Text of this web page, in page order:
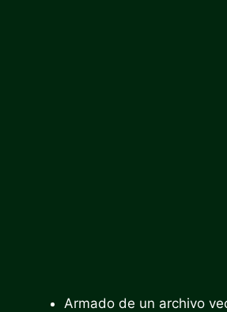
Armado de un archivo